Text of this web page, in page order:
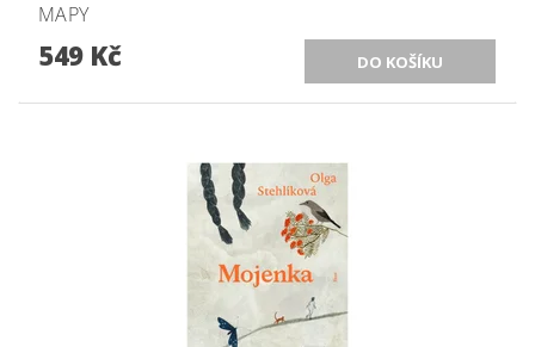
MAPY
549 Kč